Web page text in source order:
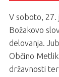
V soboto, 27.
Božakovo
delovanja.
Občino
državnosti